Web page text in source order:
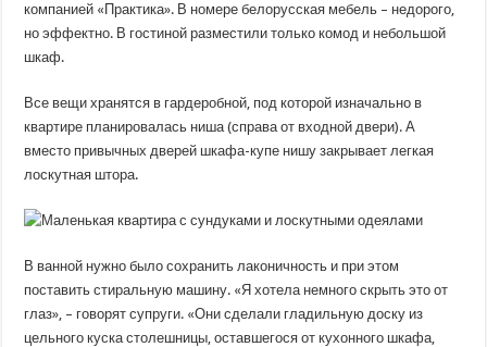
компанией «Практика». В номере белорусская мебель – недорого,
но эффектно. В гостиной разместили только комод и небольшой
шкаф.
Все вещи хранятся в гардеробной, под которой изначально в
квартире планировалась ниша (справа от входной двери). А
вместо привычных дверей шкафа-купе нишу закрывает легкая
лоскутная штора.
В ванной нужно было сохранить лаконичность и при этом
поставить стиральную машину. «Я хотела немного скрыть это от
глаз», – говорят супруги. «Они сделали гладильную доску из
цельного куска столешницы, оставшегося от кухонного шкафа,